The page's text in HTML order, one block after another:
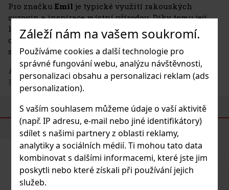
Záleží nám na vašem soukromí.
Používáme cookies a další technologie pro
správné fungování webu, analýzu návštěvnosti,
personalizaci obsahu a personalizaci reklam (ads
personalization).
S vaším souhlasem můžeme údaje o vaší aktivitě
(např. IP adresu, e-mail nebo jiné identifikátory)
sdílet s našimi partnery z oblasti reklamy,
analytiky a sociálních médií. Ti mohou tato data
kombinovat s dalšími informacemi, které jste jim
poskytli nebo které získali při používání jejich
služeb.
Pro značku Emil je typické využití rakouských
surovin a inspirace místní přírodou. Díky tomu její
likéry a destiláty nesou výrazný regionální rukopis a
oslovují zákazníky, kteří hledají autentické alpské
speciality s originálním vzhledem i chutí.
Adresa výrobce
: Emil e.U. distillery, Auleiten 20, 4910
Ried im Innkreis, AT
PODOBNÉ PRODUKTY